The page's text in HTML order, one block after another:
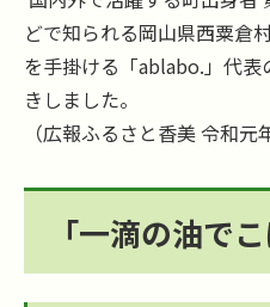
どで知られる岡山県西粟倉
を手掛ける「ablabo.」代
きしました。
（広報ふるさと香美 令和元
「一滴の油で